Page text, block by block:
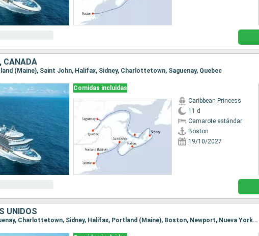
CANADÁ
(Maine), Saint John, Halifax, Sidney, Charlottetown, Saguenay, Quebec
Comidas incluidas
Caribbean Princess
11 d
Camarote estándar
Boston
19/10/2027
UNIDOS
Itinerario : Quebec, Saguenay, Charlottetown, Sidney, Halifax, Portland (Maine), Boston, Newport, Nueva York, Fort Lauderdale